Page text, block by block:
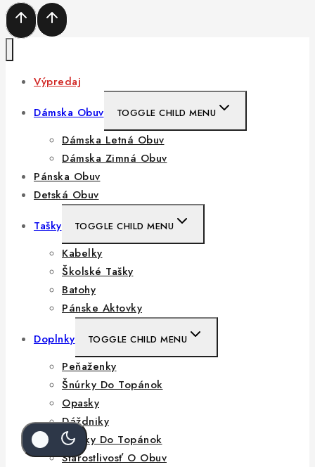
Výpredaj
Dámska Obuv
TOGGLE CHILD MENU
Dámska Letná Obuv
Dámska Zimná Obuv
Pánska Obuv
Detská Obuv
Tašky
TOGGLE CHILD MENU
Kabelky
Školské Tašky
Batohy
Pánske Aktovky
Doplnky
TOGGLE CHILD MENU
Peňaženky
Šnúrky Do Topánok
Opasky
Dáždniky
Vložky Do Topánok
Starostlivosť O Obuv